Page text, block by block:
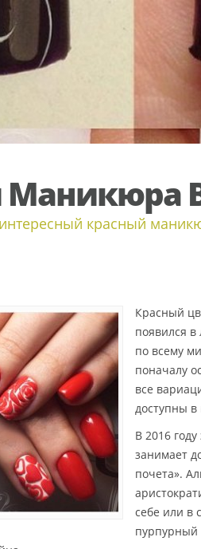
красный
Красный
появился в
по всему
поначалу
все
доступны в
В 2016
занимает
почета».
себе или в
пурпурный